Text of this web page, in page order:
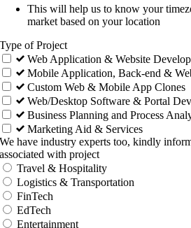
This will help us to know your
market based on your location
Type of Project
Web Application & Website
Mobile Application, Back-end &
Custom Web & Mobile App Clones
Web/Desktop Software & Portal
Business Planning and Process
Marketing Aid & Services
We have industry experts too, kindly
associated with project
Travel & Hospitality
Logistics & Transportation
FinTech
EdTech
Entertainment